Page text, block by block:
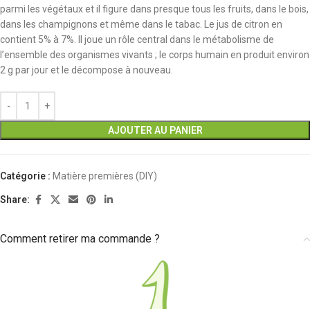
parmi les végétaux et il figure dans presque tous les fruits, dans le bois,
dans les champignons et même dans le tabac. Le jus de citron en
contient 5% à 7%. Il joue un rôle central dans le métabolisme de
l’ensemble des organismes vivants ; le corps humain en produit environ
2 g par jour et le décompose à nouveau.
AJOUTER AU PANIER
Catégorie : Matière premières (DIY)
Share:
Comment retirer ma commande ?